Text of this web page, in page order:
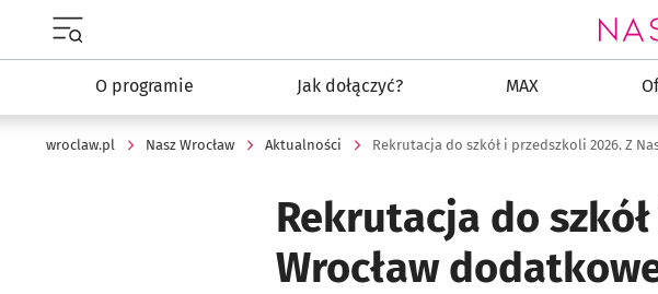
O programie Jak dołączyć? MAX
wroclaw.pl Nasz Wrocław Aktualności Rekrutacja do szkół i przedszkoli 2026. Z
Rekrutacja do
Wrocław